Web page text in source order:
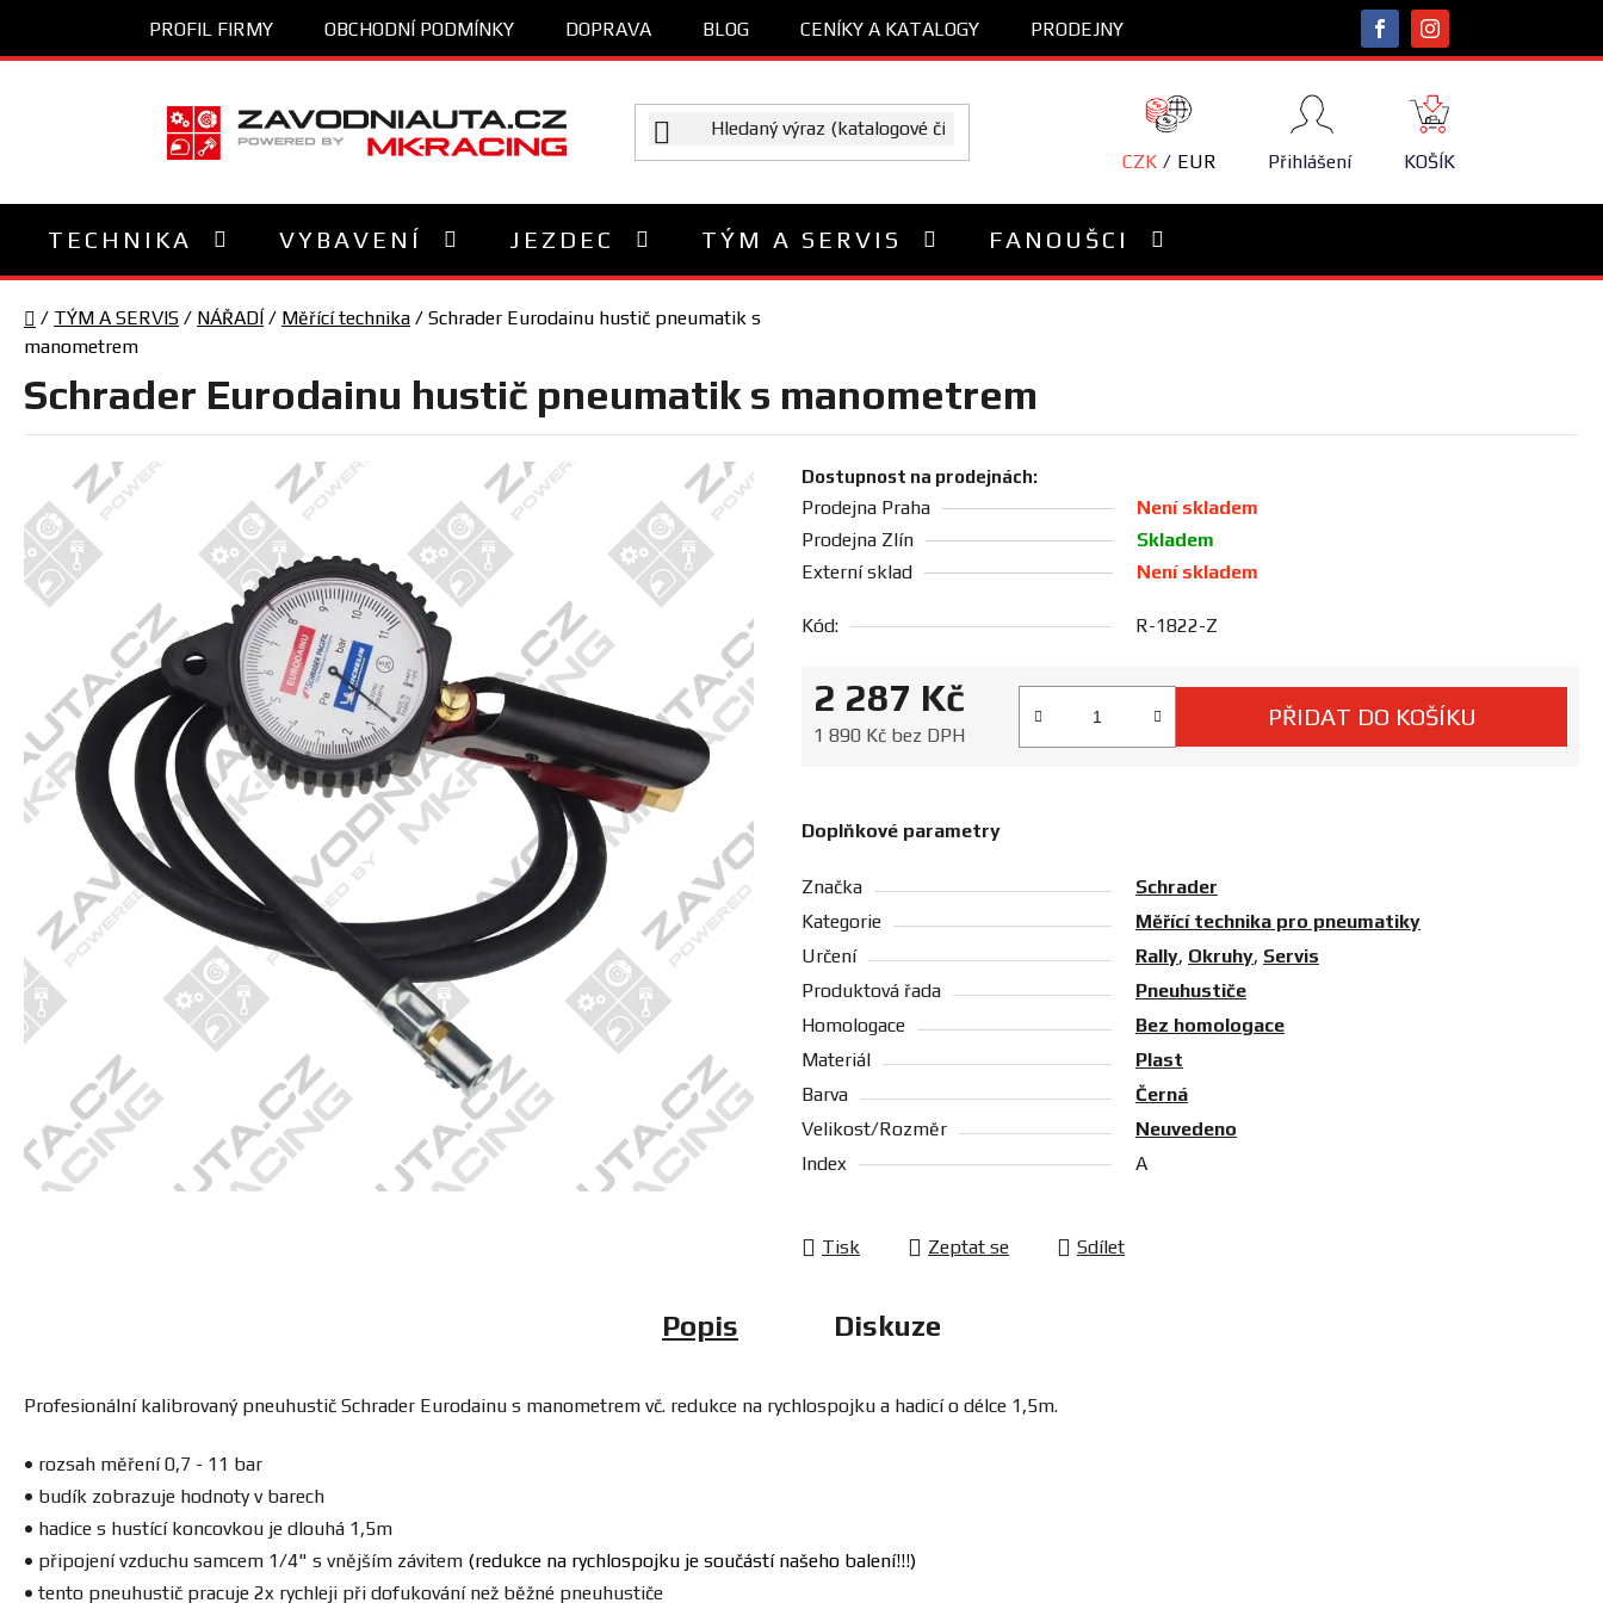
obsah
PROFIL FIRMY OBCHODNÍ PODMÍNKY DOPRAVA BLOG CENÍKY A KATALOGY PRODEJNY
CZK EUR Přihlášení
NÁKUPNÍ
KOŠÍK
KOŠÍK
TECHNIKA VYBAVENÍ JEZDEC TÝM A SERVIS FANOUŠCI
Domů
/ TÝM A SERVIS / NÁŘADÍ / Měřící technika / Schrader Eurodainu hustič pneumatik s
manometrem
Schrader Eurodainu hustič pneumatik s manometrem
Dostupnost na prodejnách:
Prodejna Zlín Skladem
Prodejna Praha Není skladem
Externí sklad Není skladem
Kód: R-1822-Z
2 287 Kč
1 890 Kč bez DPH
PŘIDAT DO KOŠÍKU
Doplňkové parametry
Značka
Schrader
Kategorie
Měřící technika pro pneumatiky
Určení
Rally, Okruhy, Servis
Produktová řada
Pneuhustiče
Homologace
Bez homologace
Materiál
Plast
Barva
Černá
Velikost/Rozměr
Neuvedeno
Index
A
Tisk Zeptat se Sdílet
Popis Diskuze
Profesionální kalibrovaný pneuhustič Schrader Eurodainu s manometrem vč. redukce na rychlospojku a hadicí o délce 1,5m.
• rozsah měření 0,7 - 11 bar
• budík zobrazuje hodnoty v barech
• hadice s hustící koncovkou je dlouhá 1,5m
• připojení vzduchu samcem 1/4" s vnějším závitem (redukce na rychlospojku je součástí našeho balení!!!)
• tento pneuhustič pracuje 2x rychleji při dofukování než běžné pneuhustiče